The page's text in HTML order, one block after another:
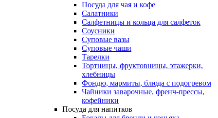
Посуда для чая и кофе
Салатники
Салфетницы и кольца для салфеток
Соусники
Суповые вазы
Суповые чаши
Тарелки
Тортницы, фруктовницы, этажерки,
хлебницы
Фондю, мармиты, блюда с подогревом
Чайники заварочные, френч-прессы,
кофейники
Посуда для напитков